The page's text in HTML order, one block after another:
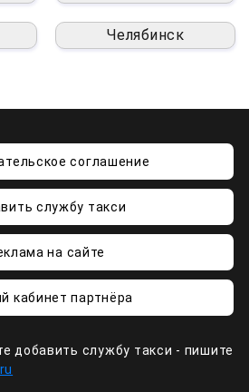
Челябинск
соглашение
службу такси
на сайте
кабинет партнёра
добавить службу такси - пишите